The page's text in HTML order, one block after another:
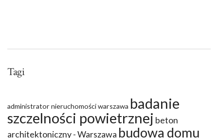
Tagi
administrator nieruchomości warszawa badanie
szczelności powietrznej beton
architektoniczny - Warszawa budowa domu